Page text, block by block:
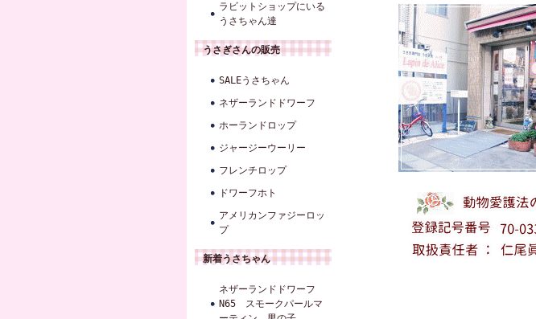
ラビットショップにいる
うさちゃん達
うさぎさんの販売
SALEうさちゃん
ネザーランドドワーフ
ホーランドロップ
ジャージーウーリー
フレンチロップ
ドワーフホト
アメリカンファジーロッ
プ
新着うさちゃん
ネザーランドドワーフ
N65 スモークパールマ